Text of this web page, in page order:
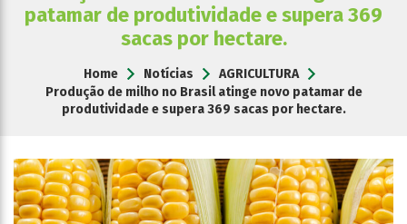
patamar de produtividade e supera 369
sacas por hectare.
Home Notícias
AGRICULTURA
Produção de milho no Brasil atinge novo patamar de
produtividade e supera 369 sacas por hectare.